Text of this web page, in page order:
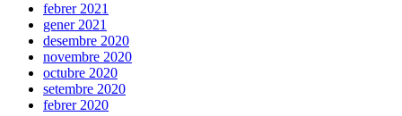
febrer 2021
gener 2021
desembre 2020
novembre 2020
octubre 2020
setembre 2020
febrer 2020